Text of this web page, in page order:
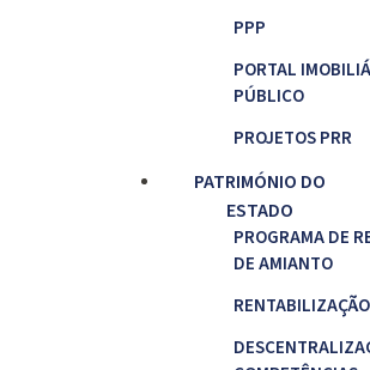
PPP
PORTAL
PÚBLICO
PROJETOS PRR
PATRIMÓNIO DO
ESTADO
PROGRAMA DE
DE AMIANTO
RENTABILIZAÇÃO